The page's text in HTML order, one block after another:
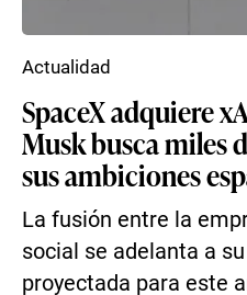
SpaceX adquiere
Musk busca miles
sus ambiciones
La fusión entre la
social se adelanta a
proyectada para este
Actualidad